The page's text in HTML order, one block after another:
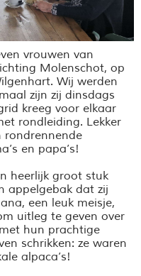
vrouwen van
Molenschot, op
Wij werden
zijn zij dinsdags
kreeg voor elkaar
rondleiding. Lekker
rondrennende
en papa’s!
heerlijk groot stuk
appelgebak dat zij
een leuk meisje,
uitleg te geven over
hun prachtige
schrikken: ze waren
alpaca’s!